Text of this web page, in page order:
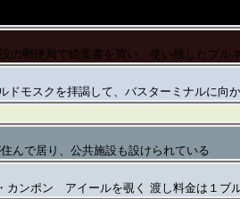
郵便局で絵葉書を買い、使い残したブル
ドモスクを拝謁して、バスターミナルに向
んで居り、公共施設も設けられている
カンポン アイールを覗く 渡し料金は１ブ